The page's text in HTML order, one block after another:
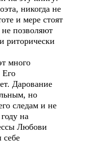
никогда не
и мере стоят
позволяют
риторически
много
Его
Дарование
но
следам и не
на
Любови
себе